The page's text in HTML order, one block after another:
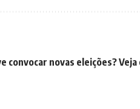
convocar novas eleições? Veja